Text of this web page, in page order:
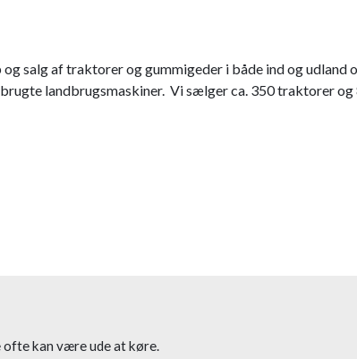
salg af traktorer og gummigeder i både ind og udland
landbrugsmaskiner. Vi sælger ca. 350 traktorer og
ofte kan være ude at køre.